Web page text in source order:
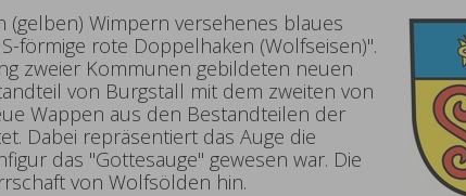
Wimpern versehenes blaues
förmige rote Doppelhaken (Wolfseisen)".
zweier Kommunen gebildeten neuen
von Burgstall mit dem zweiten von
Wappen aus den Bestandteilen der
Dabei repräsentiert das Auge die
das "Gottesauge" gewesen war. Die
von Wolfsölden hin.